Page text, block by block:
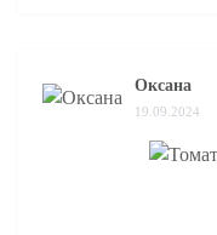
Оксана
19.09.2024